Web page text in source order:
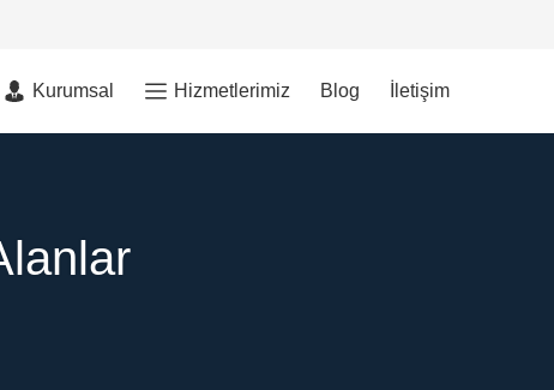
Kurumsal Hizmetlerimiz Blog İletişim